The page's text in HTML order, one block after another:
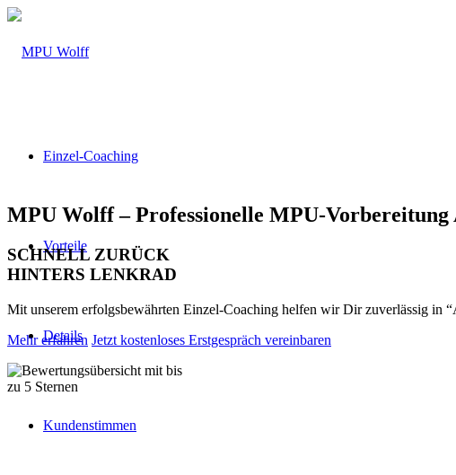
Einzel-Coaching
Vorteile
Details
Kundenstimmen
MPU Wolff – Professionelle MPU-Vorbereitung
SCHNELL ZURÜCK
HINTERS LENKRAD
Mit unserem erfolgsbewährten Einzel-Coaching helfen wir Dir zuverlässig in
Mehr erfahren Jetzt kostenloses Erstgespräch vereinbaren